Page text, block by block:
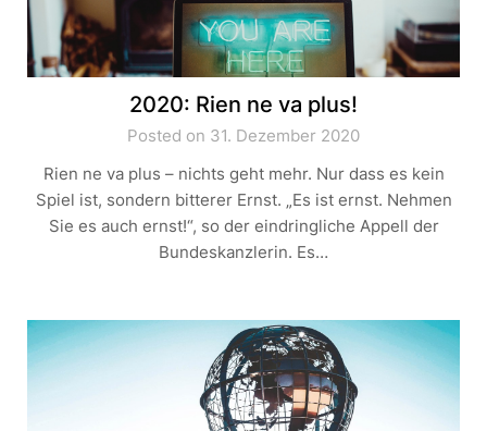
2020: Rien ne va plus!
Posted on 31. Dezember 2020
Rien ne va plus – nichts geht mehr. Nur dass es kein
Spiel ist, sondern bitterer Ernst. „Es ist ernst. Nehmen
Sie es auch ernst!“, so der eindringliche Appell der
Bundeskanzlerin. Es…